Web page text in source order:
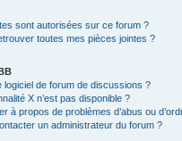
sont autorisées sur ce forum ?
toutes mes pièces jointes ?
logiciel de forum de discussions ?
X n’est pas disponible ?
à propos de problèmes d’abus ou
un administrateur du forum ?